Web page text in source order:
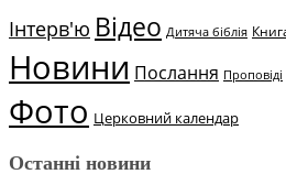
Інтерв'ю Відео Дитяча біблія
Новини Послання Проповіді
Фото Церковний календар
Останні новини